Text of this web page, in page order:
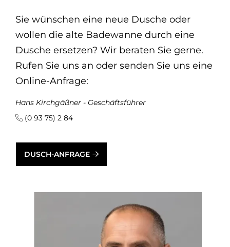
Sie wünschen eine neue Dusche oder
wollen die alte Badewanne durch eine
Dusche ersetzen? Wir beraten Sie gerne.
Rufen Sie uns an oder senden Sie uns eine
Online-Anfrage:
Hans Kirchgäßner - Geschäftsführer
(0 93 75) 2 84
DUSCH-ANFRAGE